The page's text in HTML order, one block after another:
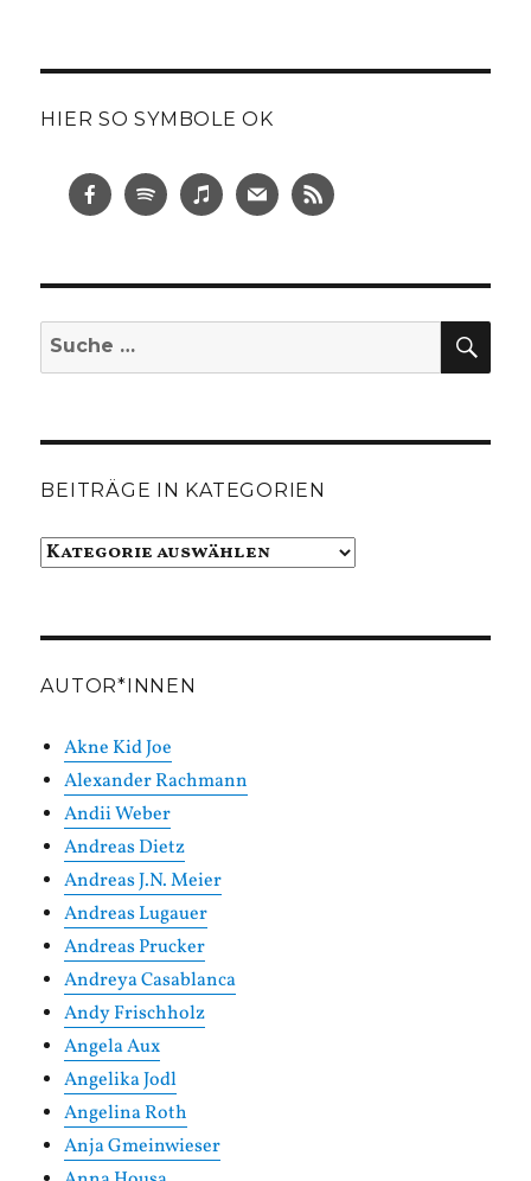
HIER SO SYMBOLE OK
Suche
nach:
BEITRÄGE IN KATEGORIEN
Beiträge
AUTOR*INNEN
Akne Kid Joe
Alexander Rachmann
Andii Weber
Andreas Dietz
Andreas J.N. Meier
Andreas Lugauer
Andreas Prucker
Andreya Casablanca
Andy Frischholz
Angela Aux
Angelika Jodl
Angelina Roth
Anja Gmeinwieser